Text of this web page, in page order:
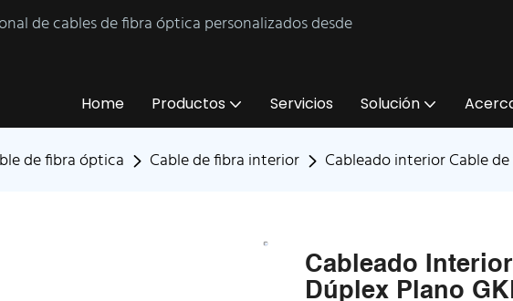
de cables de fibra óptica personalizados desde
Home Productos Servicios Solución
de fibra óptica Cable de fibra interior Cableado interior Cable
Cableado
Dúplex Plano